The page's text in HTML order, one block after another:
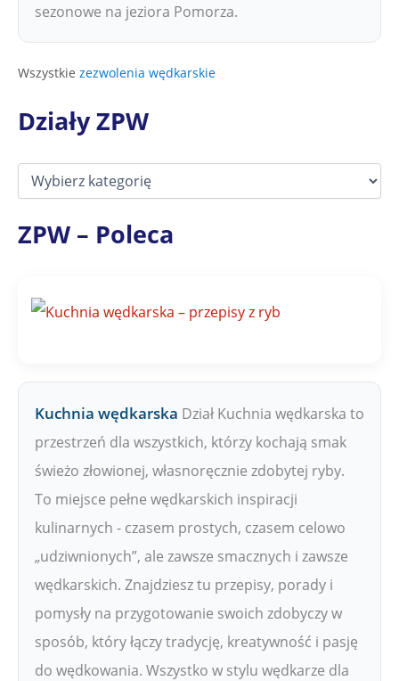
sezonowe na jeziora Pomorza.
Wszystkie zezwolenia wędkarskie
Działy ZPW
D
a
łZPW – Poleca
Kuchnia wędkarska Dział Kuchnia wędkarska to
przestrzeń dla wszystkich, którzy kochają smak
świeżo złowionej, własnoręcznie zdobytej ryby.
To miejsce pełne wędkarskich inspiracji
kulinarnych - czasem prostych, czasem celowo
„udziwnionych”, ale zawsze smacznych i zawsze
wędkarskich. Znajdziesz tu przepisy, porady i
pomysły na przygotowanie swoich zdobyczy w
sposób, który łączy tradycję, kreatywność i pasję
do wędkowania. Wszystko w stylu wędkarze dla